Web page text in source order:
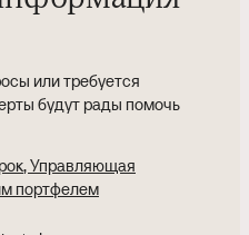
или требуется
будут рады помочь
, Управляющая
портфелем